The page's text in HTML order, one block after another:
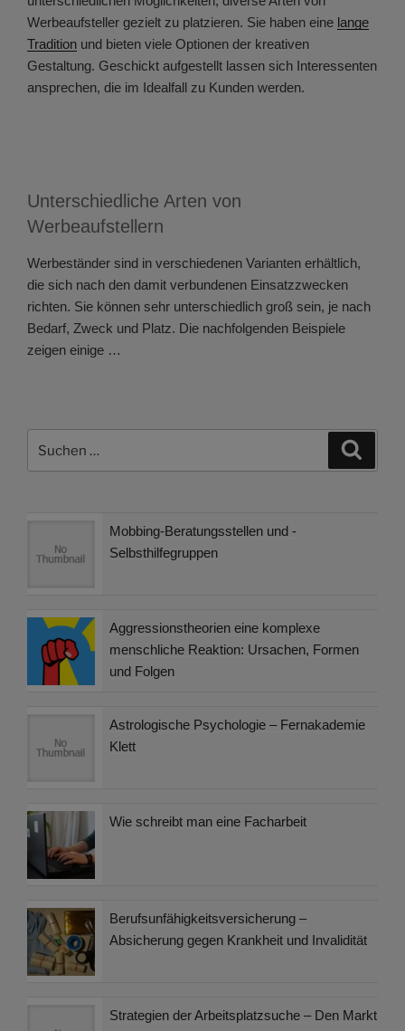
Werbeaufsteller gezielt zu platzieren. Sie haben eine lange
Tradition und bieten viele Optionen der kreativen
Gestaltung. Geschickt aufgestellt lassen sich Interessenten
ansprechen, die im Idealfall zu Kunden werden.
Unterschiedliche Arten von
Werbeaufstellern
Werbeständer sind in verschiedenen Varianten erhältlich,
die sich nach den damit verbundenen Einsatzzwecken
richten. Sie können sehr unterschiedlich groß sein, je nach
Bedarf, Zweck und Platz. Die nachfolgenden Beispiele
zeigen einige …
nach:
Mobbing-Beratungsstellen und -
Selbsthilfegruppen
Aggressionstheorien eine komplexe
menschliche Reaktion: Ursachen, Formen
und Folgen
Astrologische Psychologie – Fernakademie
Klett
Wie schreibt man eine Facharbeit
Berufsunfähigkeitsversicherung –
Absicherung gegen Krankheit und Invalidität
Strategien der Arbeitsplatzsuche – Den Markt